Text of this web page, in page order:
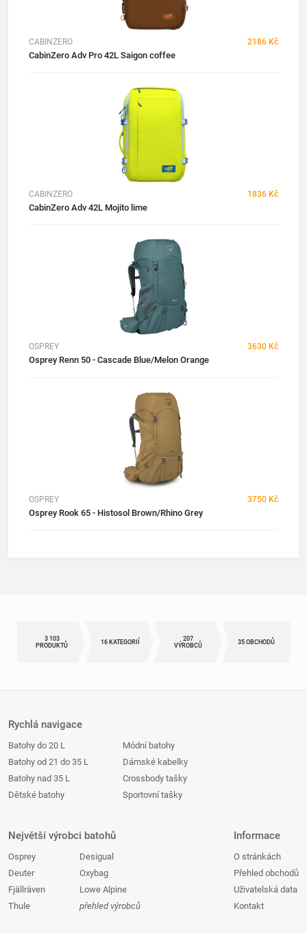
CABINZERO 2186 Kč
CabinZero Adv Pro 42L Saigon coffee
CABINZERO 1836 Kč
CabinZero Adv 42L Mojito lime
OSPREY 3630 Kč
Osprey Renn 50 - Cascade Blue/Melon Orange
OSPREY 3750 Kč
Osprey Rook 65 - Histosol Brown/Rhino Grey
3 103
PRODUKTŮ
16 KATEGORIÍ
207
VÝROBCŮ
35 OBCHODŮ
Rychlá navigace
Batohy do 20 L
Batohy od 21 do 35 L
Batohy nad 35 L
Dětské batohy
Módní batohy
Dámské kabelky
Crossbody tašky
Sportovní tašky
Největší výrobci batohů
Osprey
Deuter
Fjällräven
Thule
Desigual
Oxybag
Lowe Alpine
přehled výrobců
Informace
O stránkách
Přehled obchodů
Uživatelská data
Kontakt